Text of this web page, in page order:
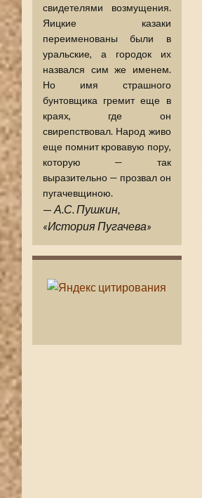
свидетелями возмущения.
Яицкие казаки
переименованы были в
уральские, а городок их
назвался сим же именем.
Но имя страшного
бунтовщика гремит еще в
краях, где он
свирепствовал. Народ живо
еще помнит кровавую пору,
которую — так
выразительно — прозвал он
пугачевщиною.
— А.С. Пушкин,
«История Пугачева»